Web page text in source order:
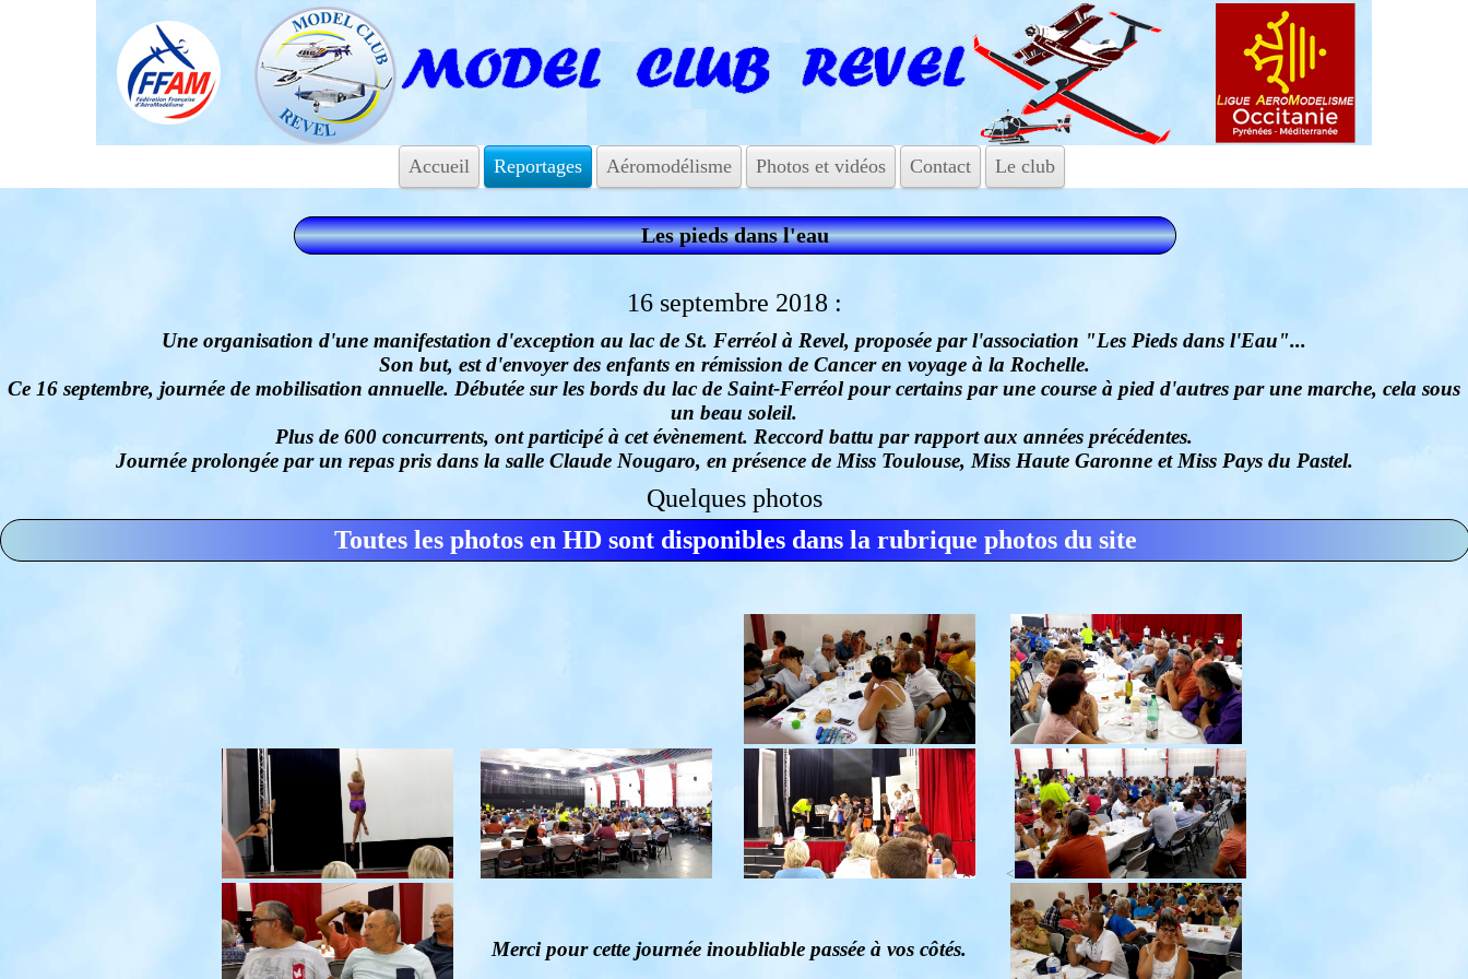
Accueil Reportages Aéromodélisme Photos et vidéos Contact Le club
Les pieds dans l'eau
16 septembre 2018 :
Une organisation d'une manifestation d'exception au lac de St. Ferréol à Revel, proposée par l'association "Les Pieds dans l'Eau"...
Son but, est d'envoyer des enfants en rémission de Cancer en voyage à la Rochelle.
Ce 16 septembre, journée de mobilisation annuelle. Débutée sur les bords du lac de Saint-Ferréol pour certains par une course à pied d'autres par une marche, cela sous
un beau soleil.
Plus de 600 concurrents, ont participé à cet évènement. Reccord battu par rapport aux années précédentes.
Journée prolongée par un repas pris dans la salle Claude Nougaro, en présence de Miss Toulouse, Miss Haute Garonne et Miss Pays du Pastel.
Quelques photos
Toutes les photos en HD sont disponibles dans la rubrique photos du site
<
Merci pour cette journée inoubliable passée à vos côtés.